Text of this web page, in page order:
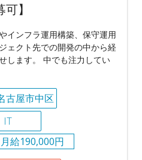
】
インフラ運用構築、保守運用
ェクト先での開発の中から経
します。 中でも注力してい
古屋市中区
IT
月給190,000円